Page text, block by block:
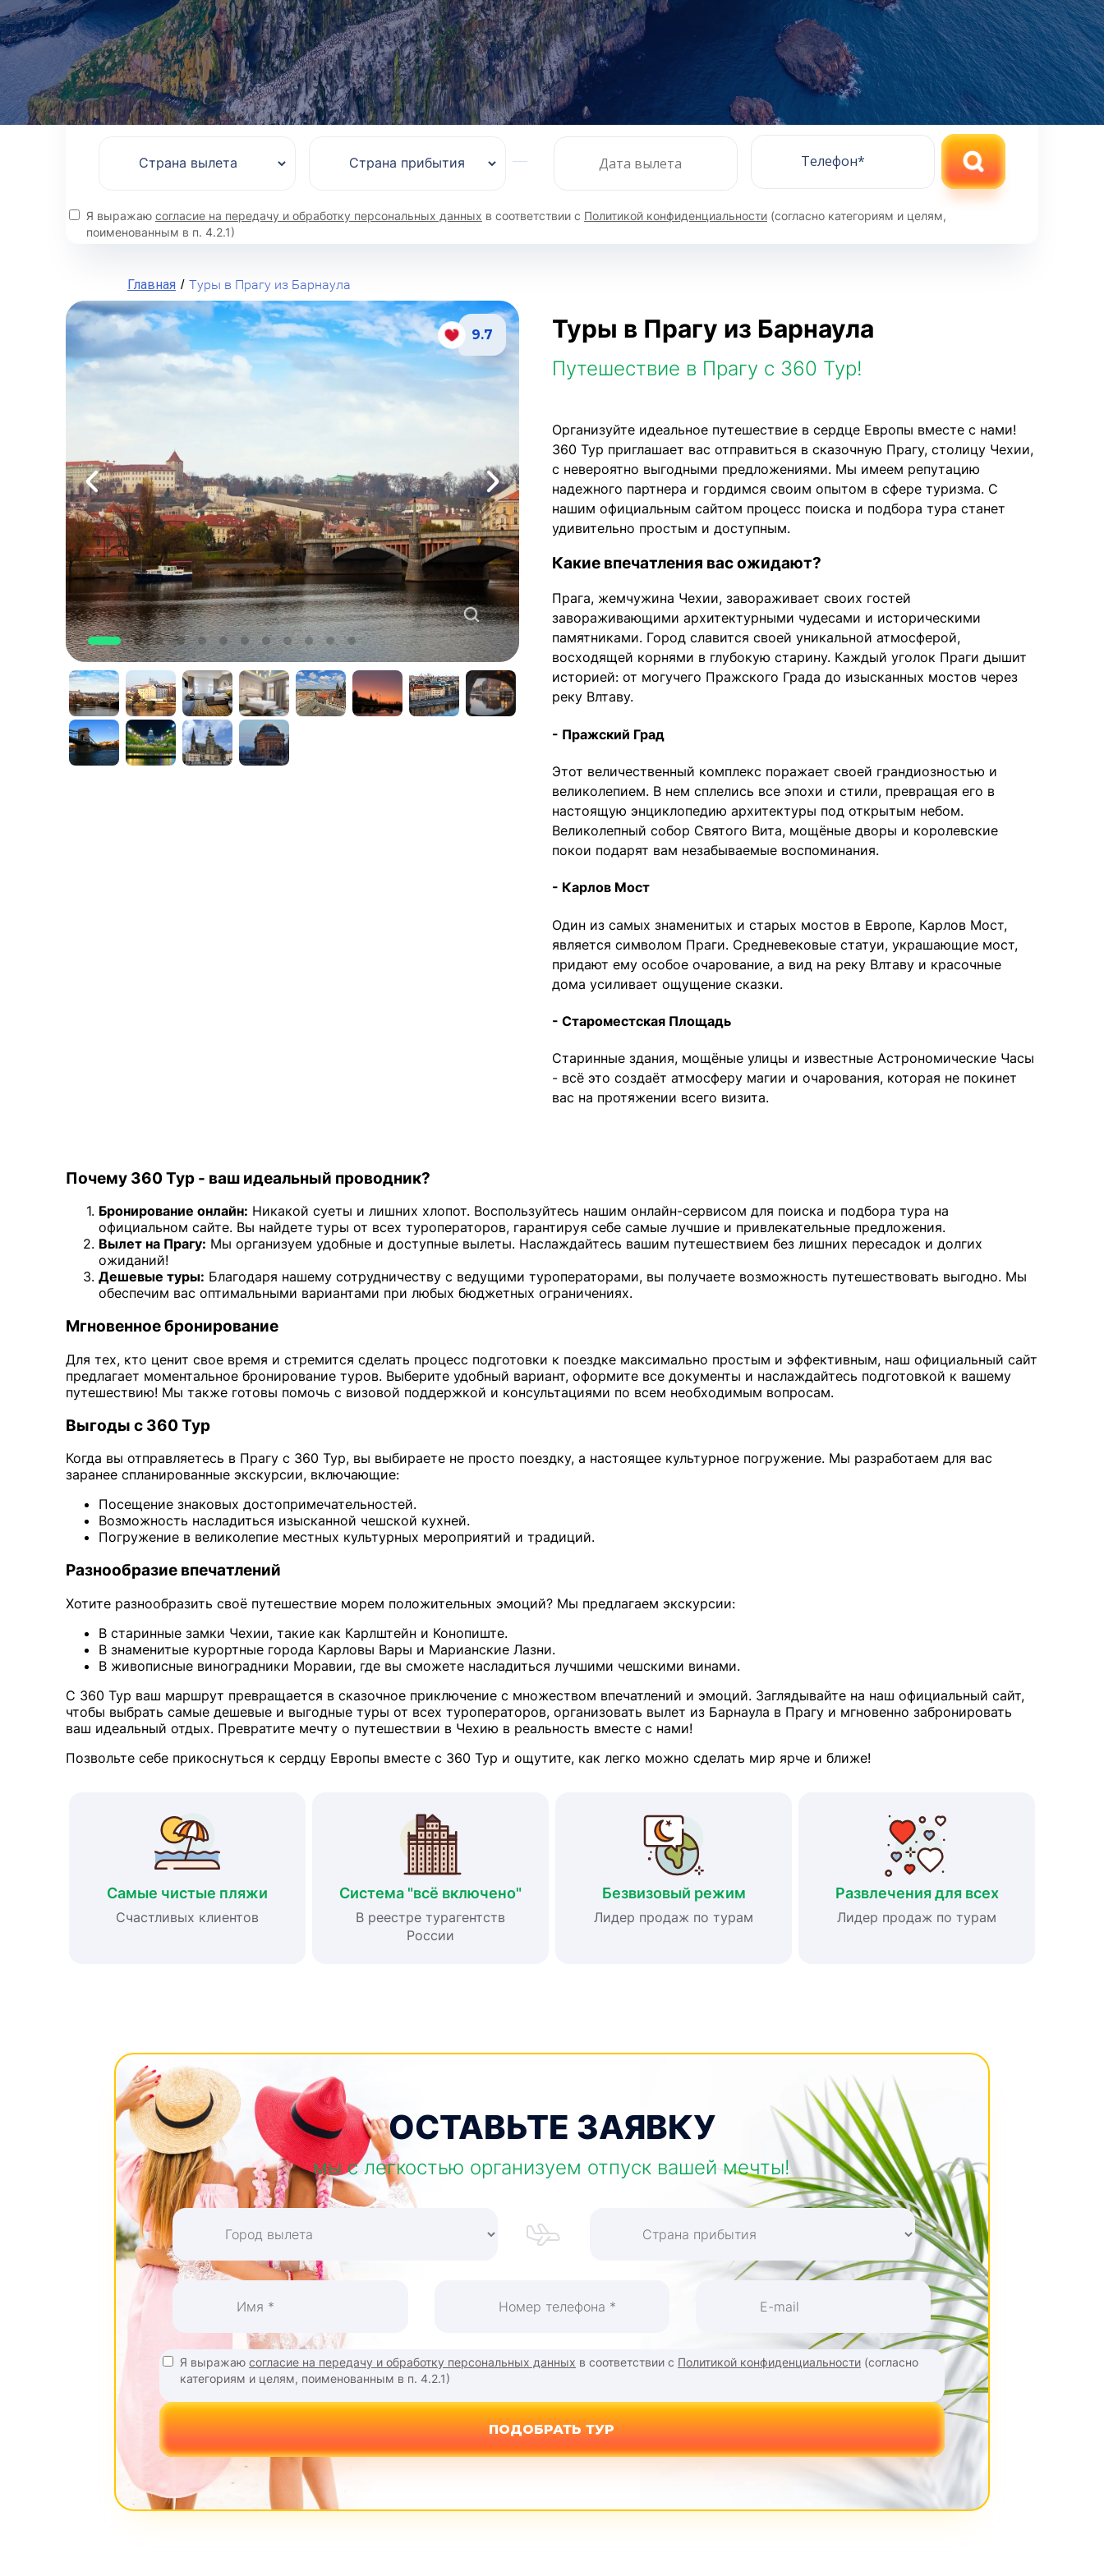
Туры с отелем Отели
ПОИСК
Я выражаю согласие на передачу и обработку персональных данных в соответствии с Политикой конфиденциальности (согласно категориям и целям,
поименованным в п. 4.2.1)
Главная / Туры в Прагу из Барнаула
9.7 Туры в Прагу из Барнаула
Путешествие в Прагу с 360 Тур!
Организуйте идеальное путешествие в сердце Европы вместе с нами!
360 Тур приглашает вас отправиться в сказочную Прагу, столицу Чехии,
с невероятно выгодными предложениями. Мы имеем репутацию
надежного партнера и гордимся своим опытом в сфере туризма. С
нашим официальным сайтом процесс поиска и подбора тура станет
удивительно простым и доступным.
Какие впечатления вас ожидают?
Прага, жемчужина Чехии, завораживает своих гостей
завораживающими архитектурными чудесами и историческими
памятниками. Город славится своей уникальной атмосферой,
восходящей корнями в глубокую старину. Каждый уголок Праги дышит
историей: от могучего Пражского Града до изысканных мостов через
реку Влтаву.
- Пражский Град
Этот величественный комплекс поражает своей грандиозностью и
великолепием. В нем сплелись все эпохи и стили, превращая его в
настоящую энциклопедию архитектуры под открытым небом.
Великолепный собор Святого Вита, мощёные дворы и королевские
покои подарят вам незабываемые воспоминания.
- Карлов Мост
Один из самых знаменитых и старых мостов в Европе, Карлов Мост,
является символом Праги. Средневековые статуи, украшающие мост,
придают ему особое очарование, а вид на реку Влтаву и красочные
дома усиливает ощущение сказки.
- Староместская Площадь
Старинные здания, мощёные улицы и известные Астрономические Часы
- всё это создаёт атмосферу магии и очарования, которая не покинет
вас на протяжении всего визита.
Почему 360 Тур - ваш идеальный проводник?
Бронирование онлайн: Никакой суеты и лишних хлопот. Воспользуйтесь нашим онлайн-сервисом для поиска и подбора тура на
официальном сайте. Вы найдете туры от всех туроператоров, гарантируя себе самые лучшие и привлекательные предложения.
Вылет на Прагу: Мы организуем удобные и доступные вылеты. Наслаждайтесь вашим путешествием без лишних пересадок и долгих
ожиданий!
Дешевые туры: Благодаря нашему сотрудничеству с ведущими туроператорами, вы получаете возможность путешествовать выгодно. Мы
обеспечим вас оптимальными вариантами при любых бюджетных ограничениях.
Мгновенное бронирование
Для тех, кто ценит свое время и стремится сделать процесс подготовки к поездке максимально простым и эффективным, наш официальный сайт
предлагает моментальное бронирование туров. Выберите удобный вариант, оформите все документы и наслаждайтесь подготовкой к вашему
путешествию! Мы также готовы помочь с визовой поддержкой и консультациями по всем необходимым вопросам.
Выгоды с 360 Тур
Когда вы отправляетесь в Прагу с 360 Тур, вы выбираете не просто поездку, а настоящее культурное погружение. Мы разработаем для вас
заранее спланированные экскурсии, включающие:
Посещение знаковых достопримечательностей.
Возможность насладиться изысканной чешской кухней.
Погружение в великолепие местных культурных мероприятий и традиций.
Разнообразие впечатлений
Хотите разнообразить своё путешествие морем положительных эмоций? Мы предлагаем экскурсии:
В старинные замки Чехии, такие как Карлштейн и Конопиште.
В знаменитые курортные города Карловы Вары и Марианские Лазни.
В живописные виноградники Моравии, где вы сможете насладиться лучшими чешскими винами.
С 360 Тур ваш маршрут превращается в сказочное приключение с множеством впечатлений и эмоций. Заглядывайте на наш официальный сайт,
чтобы выбрать самые дешевые и выгодные туры от всех туроператоров, организовать вылет из Барнаула в Прагу и мгновенно забронировать
ваш идеальный отдых. Превратите мечту о путешествии в Чехию в реальность вместе с нами!
Позвольте себе прикоснуться к сердцу Европы вместе с 360 Тур и ощутите, как легко можно сделать мир ярче и ближе!
Самые чистые пляжи
Счастливых клиентов
Система "всё включено"
В реестре турагентств
России
Безвизовый режим
Лидер продаж по турам
Развлечения для всех
Лидер продаж по турам
ОСТАВЬТЕ ЗАЯВКУ
мы с легкостью организуем отпуск вашей мечты!
Я выражаюсогласие на передачу и обработку персональных данных в соответствии с Политикой конфиденциальности (согласно
категориям и целям, поименованным в п. 4.2.1)
ПОДОБРАТЬ ТУР